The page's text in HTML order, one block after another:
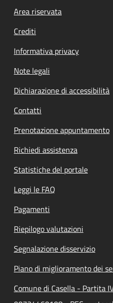
Footer menu
Area riservata
Crediti
Informativa privacy
Note legali
Dichiarazione di accessibilità
Contatti
Prenotazione appuntamento
Richiedi assistenza
Statistiche del portale
Leggi le FAQ
Pagamenti
Riepilogo valutazioni
Segnalazione disservizio
Piano di miglioramento dei
Comune di Casella - Partita